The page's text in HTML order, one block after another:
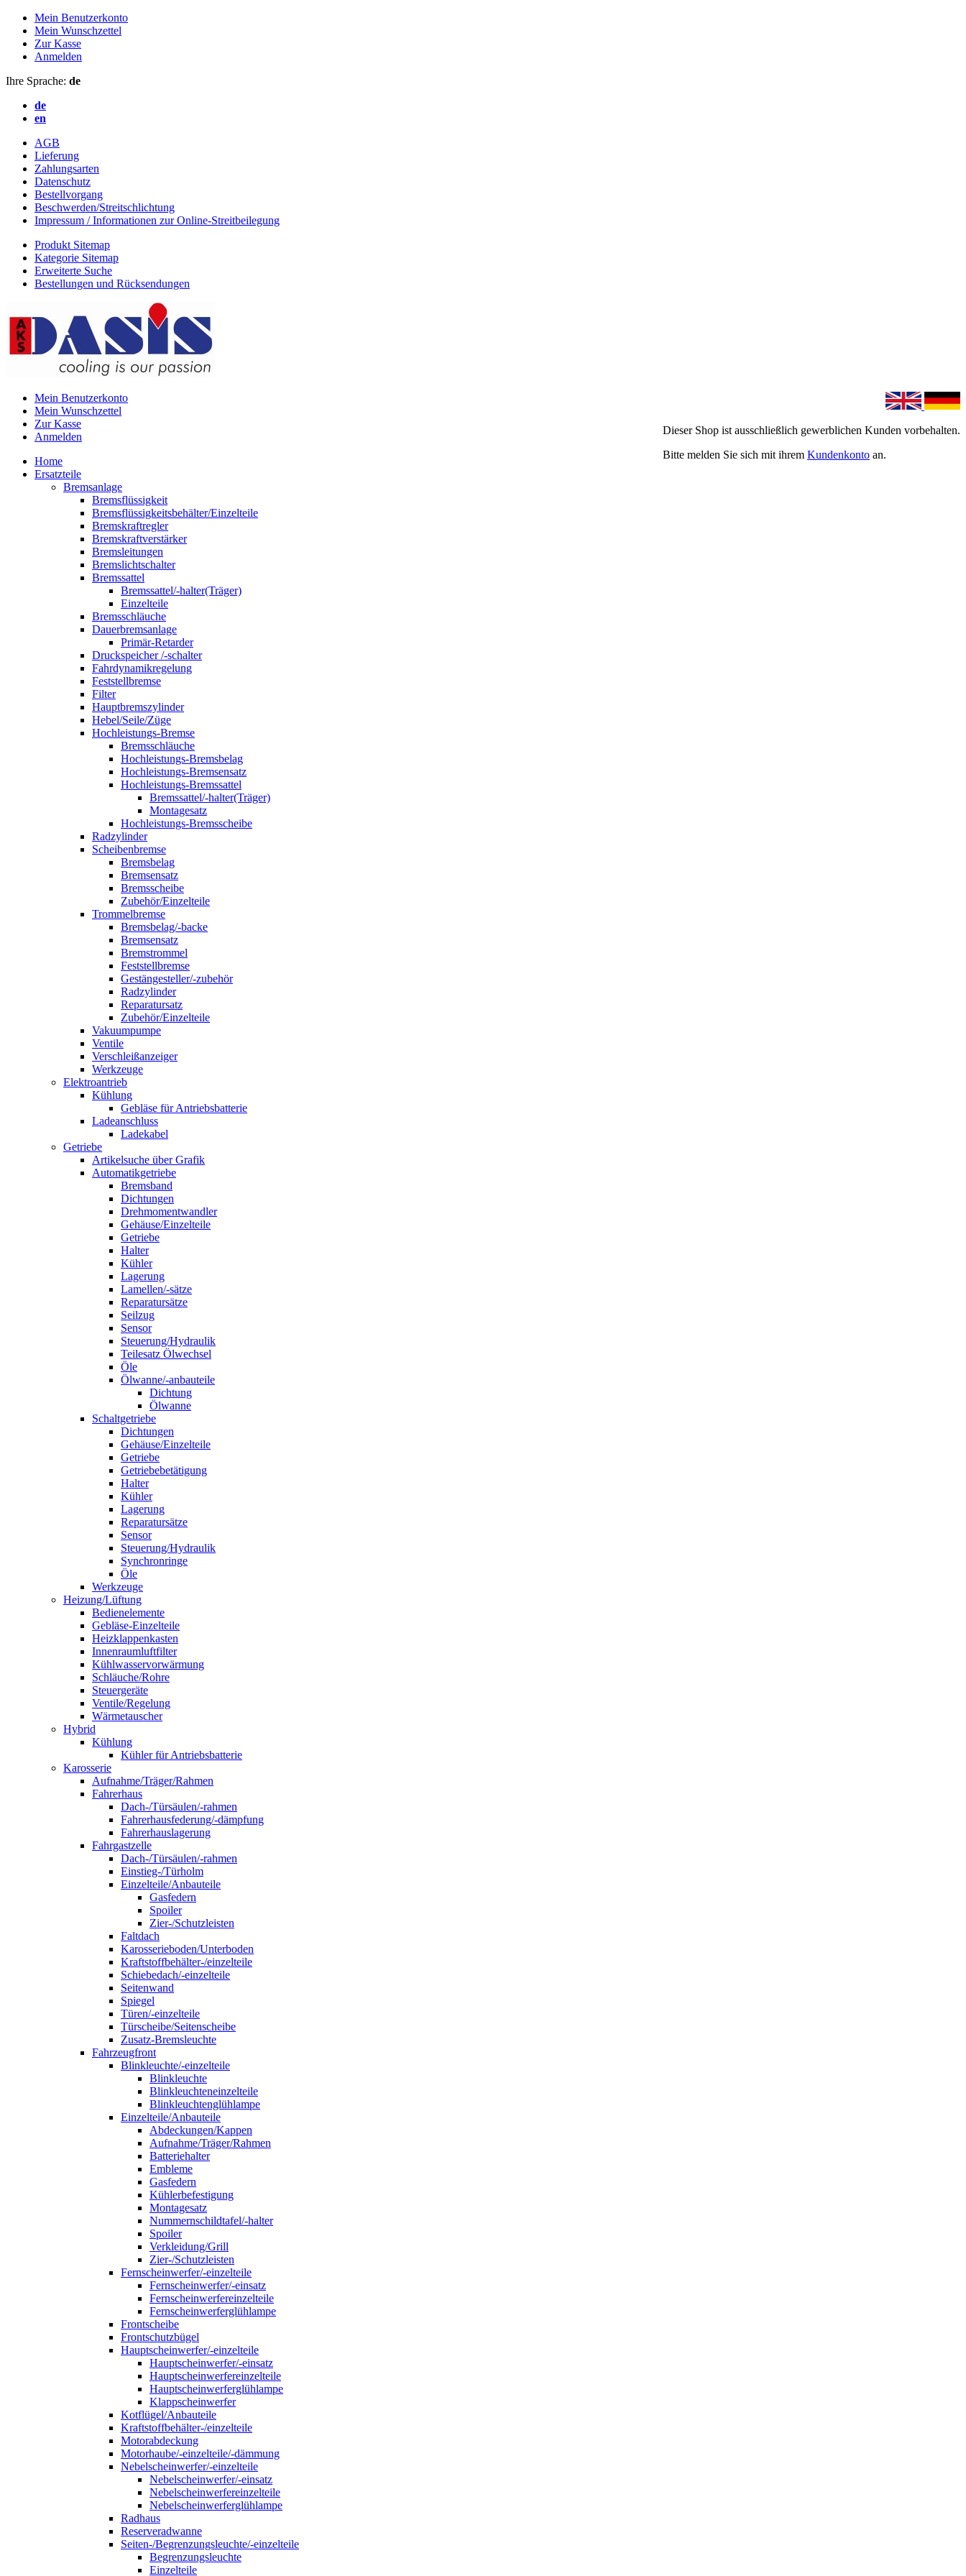
Mein Benutzerkonto
Mein Wunschzettel
Zur Kasse
Anmelden
Ihre Sprache: de
de
en
AGB
Lieferung
Zahlungsarten
Datenschutz
Bestellvorgang
Beschwerden/Streitschlichtung
Impressum / Informationen zur Online-Streitbeilegung
Produkt Sitemap
Kategorie Sitemap
Erweiterte Suche
Bestellungen und Rücksendungen
Dieser Shop ist ausschließlich gewerblichen Kunden vorbehalten.
Bitte melden Sie sich mit ihrem Kundenkonto an.
Mein Benutzerkonto
Mein Wunschzettel
Zur Kasse
Anmelden
Home
Ersatzteile
Bremsanlage
Bremsflüssigkeit
Bremsflüssigkeitsbehälter/Einzelteile
Bremskraftregler
Bremskraftverstärker
Bremsleitungen
Bremslichtschalter
Bremssattel
Bremssattel/-halter(Träger)
Einzelteile
Bremsschläuche
Dauerbremsanlage
Primär-Retarder
Druckspeicher /-schalter
Fahrdynamikregelung
Feststellbremse
Filter
Hauptbremszylinder
Hebel/Seile/Züge
Hochleistungs-Bremse
Bremsschläuche
Hochleistungs-Bremsbelag
Hochleistungs-Bremsensatz
Hochleistungs-Bremssattel
Bremssattel/-halter(Träger)
Montagesatz
Hochleistungs-Bremsscheibe
Radzylinder
Scheibenbremse
Bremsbelag
Bremsensatz
Bremsscheibe
Zubehör/Einzelteile
Trommelbremse
Bremsbelag/-backe
Bremsensatz
Bremstrommel
Feststellbremse
Gestängesteller/-zubehör
Radzylinder
Reparatursatz
Zubehör/Einzelteile
Vakuumpumpe
Ventile
Verschleißanzeiger
Werkzeuge
Elektroantrieb
Kühlung
Gebläse für Antriebsbatterie
Ladeanschluss
Ladekabel
Getriebe
Artikelsuche über Grafik
Automatikgetriebe
Bremsband
Dichtungen
Drehmomentwandler
Gehäuse/Einzelteile
Getriebe
Halter
Kühler
Lagerung
Lamellen/-sätze
Reparatursätze
Seilzug
Sensor
Steuerung/Hydraulik
Teilesatz Ölwechsel
Öle
Ölwanne/-anbauteile
Dichtung
Ölwanne
Schaltgetriebe
Dichtungen
Gehäuse/Einzelteile
Getriebe
Getriebebetätigung
Halter
Kühler
Lagerung
Reparatursätze
Sensor
Steuerung/Hydraulik
Synchronringe
Öle
Werkzeuge
Heizung/Lüftung
Bedienelemente
Gebläse-Einzelteile
Heizklappenkasten
Innenraumluftfilter
Kühlwasservorwärmung
Schläuche/Rohre
Steuergeräte
Ventile/Regelung
Wärmetauscher
Hybrid
Kühlung
Kühler für Antriebsbatterie
Karosserie
Aufnahme/Träger/Rahmen
Fahrerhaus
Dach-/Türsäulen/-rahmen
Fahrerhausfederung/-dämpfung
Fahrerhauslagerung
Fahrgastzelle
Dach-/Türsäulen/-rahmen
Einstieg-/Türholm
Einzelteile/Anbauteile
Gasfedern
Spoiler
Zier-/Schutzleisten
Faltdach
Karosserieboden/Unterboden
Kraftstoffbehälter-/einzelteile
Schiebedach/-einzelteile
Seitenwand
Spiegel
Türen/-einzelteile
Türscheibe/Seitenscheibe
Zusatz-Bremsleuchte
Fahrzeugfront
Blinkleuchte/-einzelteile
Blinkleuchte
Blinkleuchteneinzelteile
Blinkleuchtenglühlampe
Einzelteile/Anbauteile
Abdeckungen/Kappen
Aufnahme/Träger/Rahmen
Batteriehalter
Embleme
Gasfedern
Kühlerbefestigung
Montagesatz
Nummernschildtafel/-halter
Spoiler
Verkleidung/Grill
Zier-/Schutzleisten
Fernscheinwerfer/-einzelteile
Fernscheinwerfer/-einsatz
Fernscheinwerfereinzelteile
Fernscheinwerferglühlampe
Frontscheibe
Frontschutzbügel
Hauptscheinwerfer/-einzelteile
Hauptscheinwerfer/-einsatz
Hauptscheinwerfereinzelteile
Hauptscheinwerferglühlampe
Klappscheinwerfer
Kotflügel/Anbauteile
Kraftstoffbehälter-/einzelteile
Motorabdeckung
Motorhaube/-einzelteile/-dämmung
Nebelscheinwerfer/-einzelteile
Nebelscheinwerfer/-einsatz
Nebelscheinwerfereinzelteile
Nebelscheinwerferglühlampe
Radhaus
Reserveradwanne
Seiten-/Begrenzungsleuchte/-einzelteile
Begrenzungsleuchte
Einzelteile